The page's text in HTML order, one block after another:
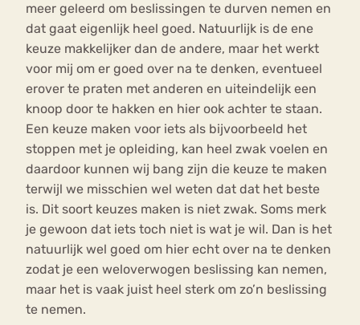
meer geleerd om beslissingen te durven nemen en
dat gaat eigenlijk heel goed. Natuurlijk is de ene
keuze makkelijker dan de andere, maar het werkt
voor mij om er goed over na te denken, eventueel
erover te praten met anderen en uiteindelijk een
knoop door te hakken en hier ook achter te staan.
Een keuze maken voor iets als bijvoorbeeld het
stoppen met je opleiding, kan heel zwak voelen en
daardoor kunnen wij bang zijn die keuze te maken
terwijl we misschien wel weten dat dat het beste
is. Dit soort keuzes maken is niet zwak. Soms merk
je gewoon dat iets toch niet is wat je wil. Dan is het
natuurlijk wel goed om hier echt over na te denken
zodat je een weloverwogen beslissing kan nemen,
maar het is vaak juist heel sterk om zo’n beslissing
te nemen.